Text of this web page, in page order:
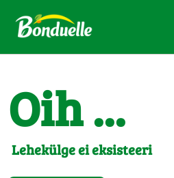
Oih ...
Lehekülge ei eksisteeri